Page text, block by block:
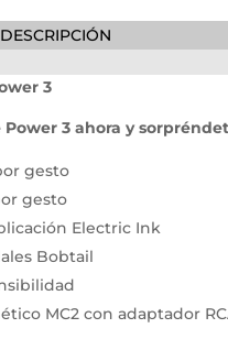
DESCRIPCIÓN
3
Power 3 ahora y
gesto
gesto
Electric Ink
Bobtail
MC2 con adaptador